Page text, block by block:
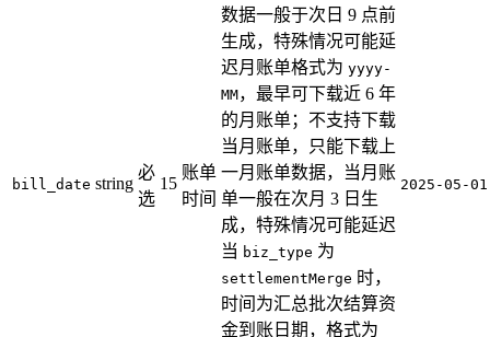
bill_date string
必
选
15
账单
时间
数据一般于次日 9 点前
生成，特殊情况可能延
迟月账单格式为 yyyy-
MM，最早可下载近 6 年
的月账单；不支持下载
当月账单，只能下载上
一月账单数据，当月账
单一般在次月 3 日生
成，特殊情况可能延迟
当 biz_type 为
settlementMerge 时，
时间为汇总批次结算资
金到账日期，格式为
2025-05-01